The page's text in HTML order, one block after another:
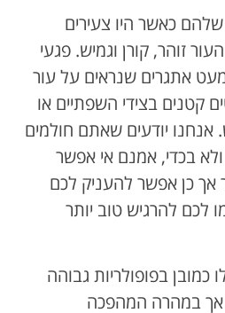
כאשר היו צעירים
זוהר, קורן וגמיש. פגעי
אתגרים שנראים על עור
קטנים בצידי השפתיים או
אנחנו יודעים שאתם חולמים
ולא בכדי, אמנם אי אפשר
אך כן אפשר להעניק לכם
לכם להרגיש טוב יותר
כמובן בפופולריות גבוהה
אך במהרה המהפכה